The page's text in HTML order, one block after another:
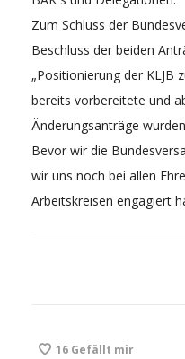
Zum Schluss der
Beschluss der beiden
„Positionierung der KLJB
bereits vorbereitete und
Änderungsanträge
Bevor wir die
wir uns noch bei allen
Arbeitskreisen engagiert
16 Gefällt mir